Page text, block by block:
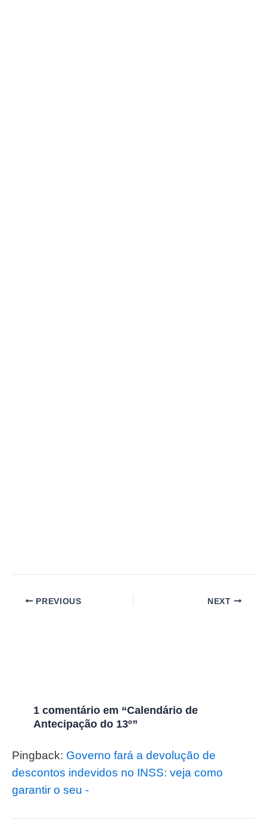
PREVIOUS NEXT
1 comentário em “Calendário de
Antecipação do 13º”
Pingback: Governo fará a devolução de
descontos indevidos no INSS: veja como
garantir o seu -